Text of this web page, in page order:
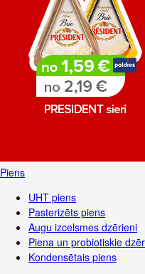
Piens
UHT piens
Pasterizēts piens
Augu izcelsmes dzērieni
Piena un probiotiskie
Kondensētais piens